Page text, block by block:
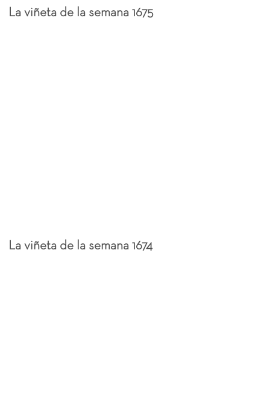
La viñeta de la semana 1675
La viñeta de la semana 1674